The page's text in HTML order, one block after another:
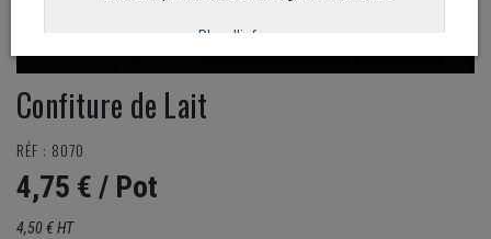
Confiture de Lait
RÉF : 8070
4,75 € / Pot
4,50 € HT